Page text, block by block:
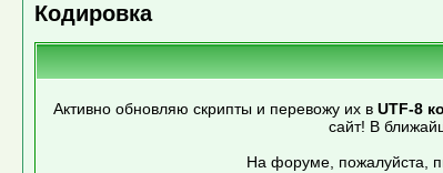
Кодировка
Активно обновляю скрипты и перевожу их в UTF-8
сайт! В
На форуме, пожалуйста,